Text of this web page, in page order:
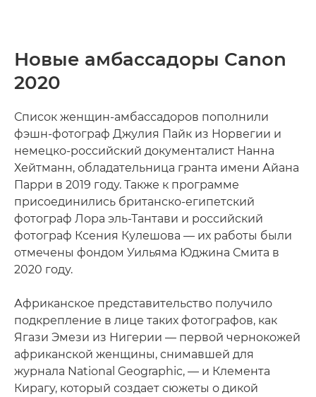
Новые амбассадоры Canon
2020
Список женщин-амбассадоров пополнили
фэшн-фотограф Джулия Пайк из Норвегии и
немецко-российский документалист Нанна
Хейтманн, обладательница гранта имени Айана
Парри в 2019 году. Также к программе
присоединились британско-египетский
фотограф Лора эль-Тантави и российский
фотограф Ксения Кулешова — их работы были
отмечены фондом Уильяма Юджина Смита в
2020 году.
Африканское представительство получило
подкрепление в лице таких фотографов, как
Ягази Эмези из Нигерии — первой чернокожей
африканской женщины, снимавшей для
журнала National Geographic, — и Клемента
Кирагу, который создает сюжеты о дикой